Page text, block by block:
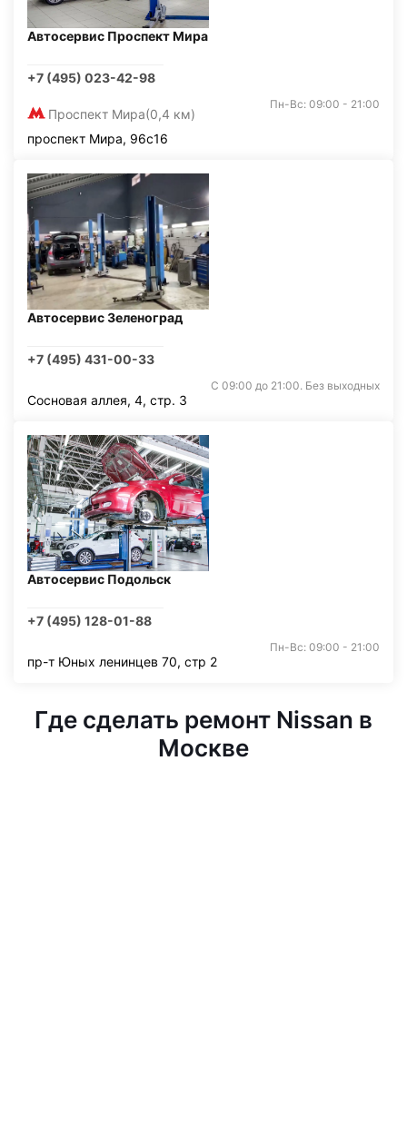
Автосервис Проспект Мира
+7 (495) 023-42-98
Проспект Мира(0,4 км)
Пн-Вс: 09:00 - 21:00
проспект Мира, 96с16
Автосервис Зеленоград
+7 (495) 431-00-33
С 09:00 до 21:00. Без выходных
Сосновая аллея, 4, стр. 3
Автосервис Подольск
+7 (495) 128-01-88
Пн-Вс: 09:00 - 21:00
пр-т Юных ленинцев 70, стр 2
Где сделать ремонт Nissan в
Москве